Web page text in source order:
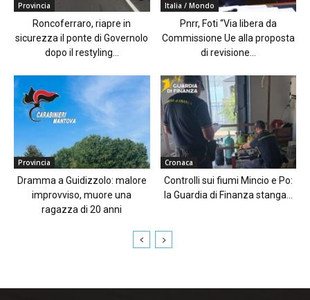
Provincia
Roncoferraro, riapre in
sicurezza il ponte di Governolo
dopo il restyling...
Italia / Mondo
Pnrr, Foti “Via libera da
Commissione Ue alla proposta
di revisione...
Provincia
Dramma a Guidizzolo: malore
improvviso, muore una
ragazza di 20 anni
Cronaca
Controlli sui fiumi Mincio e Po:
la Guardia di Finanza stanga...